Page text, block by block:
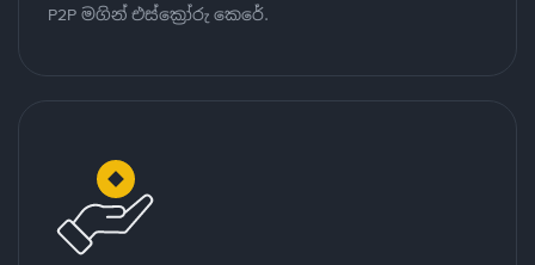
P2P මගින් එස්ක්‍රෝරු කෙරේ.